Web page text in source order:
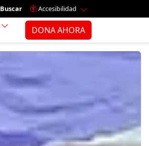
Ir al menú principal
Buscar
Accesibilidad
DONA AHORA